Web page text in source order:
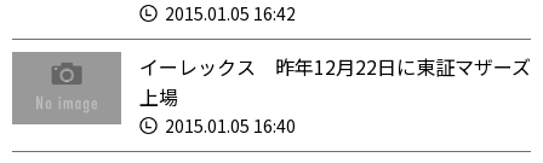
2015.01.05 16:42
イーレックス 昨年12月22日に東証マザーズ
上場
2015.01.05 16:40